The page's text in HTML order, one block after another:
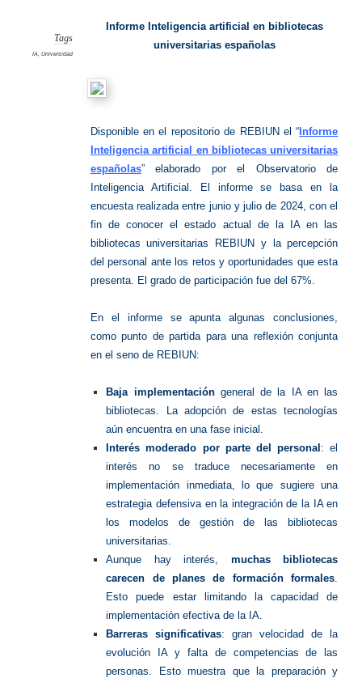
Tags
IA, Universidad
Informe Inteligencia artificial en bibliotecas
universitarias españolas
Disponible en el repositorio de REBIUN el “ Informe
Inteligencia artificial en bibliotecas universitarias
españolas” elaborado por el Observatorio de
Inteligencia Artificial. El informe se basa en la
encuesta realizada entre junio y julio de 2024, con el
fin de conocer el estado actual de la IA en las
bibliotecas universitarias REBIUN y la percepción
del personal ante los retos y oportunidades que esta
presenta. El grado de participación fue del 67%.
En el informe se apunta algunas conclusiones,
como punto de partida para una reflexión conjunta
en el seno de REBIUN:
Baja implementacióngeneral de la IA en las
bibliotecas. La adopción de estas tecnologías
aún encuentra en una fase inicial.
Interés moderado por parte del personal : el
interés no se traduce necesariamente en
implementación inmediata, lo que sugiere una
estrategia defensiva en la integración de la IA en
los modelos de gestión de las bibliotecas
universitarias.
Aunque hay interés, muchas bibliotecas
carecen de planes de formación formales
Esto puede estar limitando la capacidad de
implementación efectiva de la IA.
Barreras significativas: gran velocidad de la
evolución IA y falta de competencias de las
personas. Esto muestra que la preparación y